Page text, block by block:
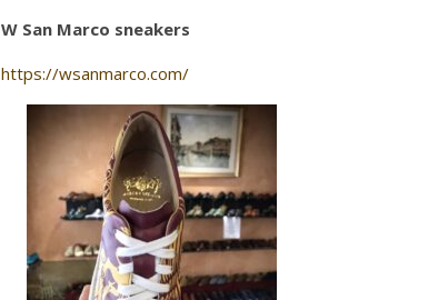
W San Marco sneakers
https://wsanmarco.com/